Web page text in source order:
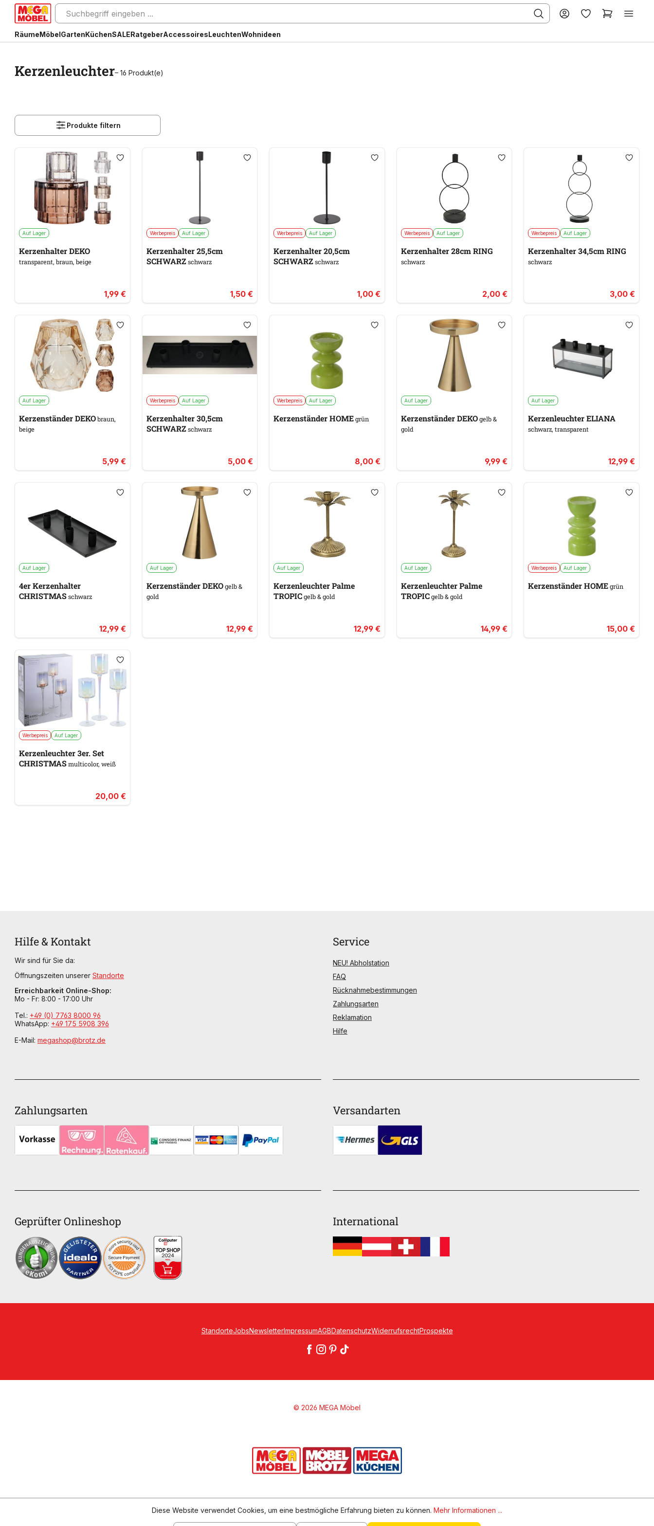
RäumeMöbelGartenKüchenSALERatgeberAccessoiresLeuchtenWohnideen
Kerzenleuchter– 16 Produkt(e)
Produkte filtern
Auf Lager
Kerzenhalter DEKO
transparent, braun, beige
1,99 €
Werbepreis Auf Lager
Kerzenhalter 25,5cm
SCHWARZschwarz
1,50 €
Werbepreis Auf Lager
Kerzenhalter 20,5cm
SCHWARZschwarz
1,00 €
Werbepreis Auf Lager
Kerzenhalter 28cm RING
schwarz
2,00 €
Werbepreis Auf Lager
Kerzenhalter 34,5cm RING
schwarz
3,00 €
Auf Lager
Kerzenständer DEKObraun,
beige
5,99 €
Werbepreis Auf Lager
Kerzenhalter 30,5cm
SCHWARZschwarz
5,00 €
Werbepreis Auf Lager
Kerzenständer HOMEgrün
8,00 €
Auf Lager
Kerzenständer DEKOgelb &
gold
9,99 €
Auf Lager
Kerzenleuchter ELIANA
schwarz, transparent
12,99 €
Auf Lager
4er Kerzenhalter
CHRISTMASschwarz
12,99 €
Auf Lager
Kerzenständer DEKOgelb &
gold
12,99 €
Auf Lager
Kerzenleuchter Palme
TROPICgelb & gold
12,99 €
Auf Lager
Kerzenleuchter Palme
TROPICgelb & gold
14,99 €
Werbepreis Auf Lager
Kerzenständer HOMEgrün
15,00 €
Werbepreis Auf Lager
Kerzenleuchter 3er. Set
CHRISTMASmulticolor, weiß
20,00 €
Hilfe & Kontakt
Wir sind für Sie da:
Öffnungszeiten unserer Standorte
Erreichbarkeit Online-Shop:
Mo - Fr: 8:00 - 17:00 Uhr
Tel.: +49 (0) 7763 8000 96
WhatsApp: +49 175 5908 396
E-Mail: megashop@brotz.de
Geprüfter Onlineshop
Zahlungsarten Versandarten
International
Service
NEU! Abholstation
FAQ
Rücknahmebestimmungen
Zahlungsarten
Reklamation
Hilfe
StandorteJobsNewsletterImpressumAGBDatenschutzWiderrufsrechtProspekte
© 2026 MEGA Möbel
Diese Website verwendet Cookies, um eine bestmögliche Erfahrung bieten zu können. Mehr Informationen ...